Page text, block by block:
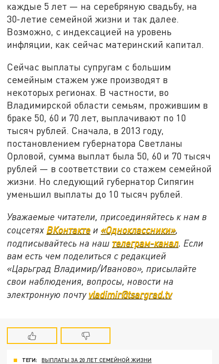
каждые 5 лет — на серебряную свадьбу, на
30-летие семейной жизни и так далее.
Возможно, с индексацией на уровень
инфляции, как сейчас материнский капитал.
Сейчас выплаты супругам с большим
семейным стажем уже производят в
некоторых регионах. В частности, во
Владимирской области семьям, прожившим в
браке 50, 60 и 70 лет, выплачивают по 10
тысяч рублей. Сначала, в 2013 году,
постановлением губернатора Светланы
Орловой, сумма выплат была 50, 60 и 70 тысяч
рублей — в соответствии со стажем семейной
жизни. Но следующий губернатор Сипягин
уменьшил выплаты до 10 тысяч рублей.
Уважаемые читатели, присоединяйтесь к нам в
соцсетях ВКонтакте и«Одноклассники»,
подписывайтесь на наш телеграм-канал. Если
вам есть чем поделиться с редакцией
«Царьград Владимир/Иваново», присылайте
свои наблюдения, вопросы, новости на
электронную почту vladimir@tsargrad.tv
ТЕГИ:
ВЫПЛАТЫ ЗА 20 ЛЕТ СЕМЕЙНОЙ ЖИЗНИ